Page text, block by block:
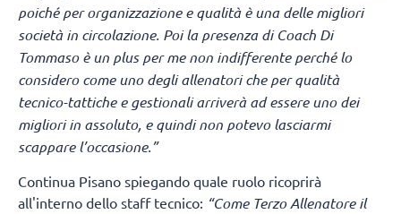
poiché per organizzazione e qualità è una delle migliori
società in circolazione. Poi la presenza di Coach Di
Tommaso è un plus per me non indifferente perché lo
considero come uno degli allenatori che per qualità
tecnico-tattiche e gestionali arriverà ad essere uno dei
migliori in assoluto, e quindi non potevo lasciarmi
scappare l’occasione.”
Continua Pisano spiegando quale ruolo ricoprirà
all'interno dello staff tecnico: “Come Terzo Allenatore il